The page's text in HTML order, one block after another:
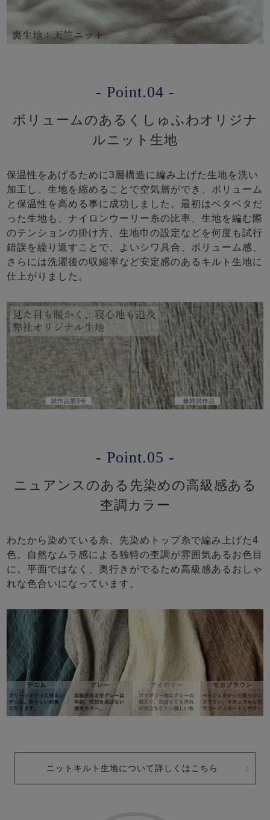
- Point.04 -
ボリュームのあるくしゅふわオリジナ
ルニット生地
保温性をあげるために3層構造に編み上げた生地を洗い
加工し、生地を縮めることで空気層ができ、ボリューム
と保温性を高める事に成功しました。最初はベタベタだ
った生地も、ナイロンウーリー糸の比率、生地を編む際
のテンションの掛け方、生地巾の設定などを何度も試行
錯誤を繰り返すことで、よいシワ具合、ボリューム感、
さらには洗濯後の収縮率など安定感のあるキルト生地に
仕上がりました。
- Point.05 -
ニュアンスのある先染めの高級感ある
杢調カラー
わたから染めている糸、先染めトップ糸で編み上げた4
色。自然なムラ感による独特の杢調が雰囲気あるお色目
に。平面ではなく、奥行きがでるため高級感あるおしゃ
れな色合いになっています。
ニットキルト生地について詳しくはこちら